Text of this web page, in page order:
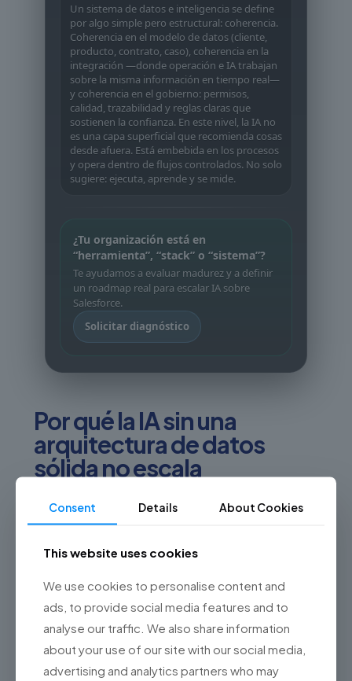
Un sistema de datos e inteligencia se define
por algo simple pero estructural: coherencia.
Coherencia en el modelo de datos (cliente,
producto, contrato, caso), coherencia en la
integración —donde operación e IA trabajan
sobre la misma información en tiempo real—
y coherencia en el gobierno: permisos,
calidad, trazabilidad y reglas claras que
sostienen la confianza. En este nivel, la IA no
es una capa superficial que recomienda cosas
desde afuera. Está embebida en los procesos
y opera dentro de flujos controlados. No solo
sugiere: ejecuta, aprende y se mide.
¿Tu organización está en
“herramienta”, “stack” o “sistema”?
Te ayudamos a evaluar madurez y a definir
un roadmap real para escalar IA sobre
Salesforce.
Solicitar diagnóstico
Por qué la IA sin una
arquitectura de datos
sólida no escala
en proyectos de IA es la
fragmentación de datos :
Información duplicada entre sistemas
Datos desactualizados o inconsistentes
Ausencia de una “fuente única de verdad”
Salesforce aborda este desafío desde el corazón de su
plataforma con
Unificar datos estructurados y no estructurados
Consent Details About Cookies
This website uses cookies
We use cookies to personalise content and
ads, to provide social media features and to
analyse our traffic. We also share information
about your use of our site with our social media,
advertising and analytics partners who may